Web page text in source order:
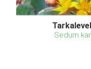
Sedum